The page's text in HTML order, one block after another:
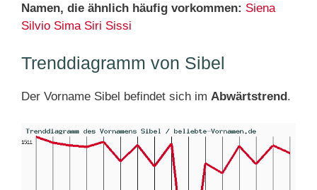
Namen, die ähnlich häufig vorkommen: Siena
Silvio Sima Siri Sissi
Trenddiagramm von Sibel
Der Vorname Sibel befindet sich im Abwärtstrend.